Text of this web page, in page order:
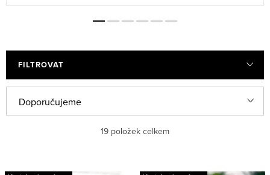
FILTROVAT
ý
a
Doporučujeme
19 položek celkem